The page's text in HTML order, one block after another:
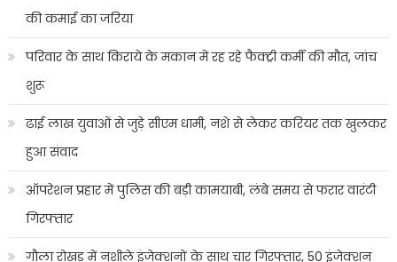
की कमाई का जरिया
परिवार के साथ किराये के मकान में रह रहे फैक्ट्री कर्मी की मौत, जांच
शुरू
ढाई लाख युवाओं से जुड़े सीएम धामी, नशे से लेकर करियर तक खुलकर
हुआ संवाद
ऑपरेशन प्रहार में पुलिस की बड़ी कामयाबी, लंबे समय से फरार वारंटी
गिरफ्तार
गौला रोखड़ में नशीले इंजेक्शनों के साथ चार गिरफ्तार, 50 इंजेक्शन